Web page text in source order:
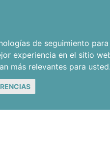
de seguimiento
experiencia en el sitio
más relevantes para usted.